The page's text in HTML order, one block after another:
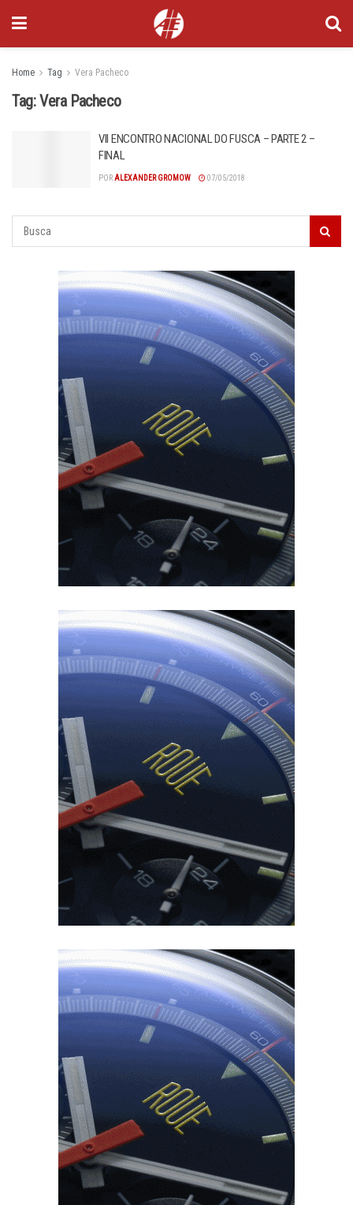
Home Tag Vera Pacheco
Tag:Vera Pacheco
VII ENCONTRO NACIONAL DO FUSCA – PARTE 2 –
FINAL
POR ALEXANDER GROMOW 07/05/2018